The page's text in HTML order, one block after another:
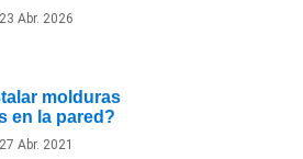
Abr. 2026
molduras
en la pared?
Abr. 2021